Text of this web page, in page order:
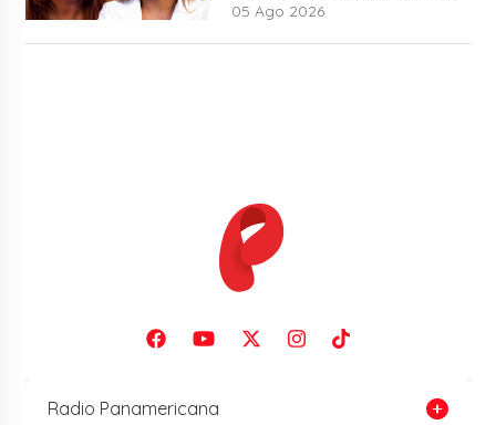
05 Ago 2026
Radio Panamericana